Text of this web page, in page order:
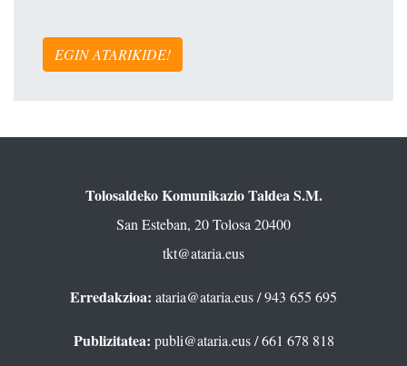
EGIN ATARIKIDE!
Tolosaldeko Komunikazio Taldea S.M.
San Esteban, 20 Tolosa 20400
tkt@ataria.eus
Erredakzioa: ataria@ataria.eus/ 943 655 695
Publizitatea: publi@ataria.eus/ 661 678 818